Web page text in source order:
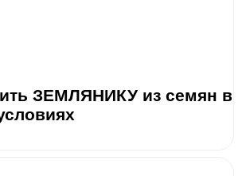
ЗЕМЛЯНИКУ из семян в